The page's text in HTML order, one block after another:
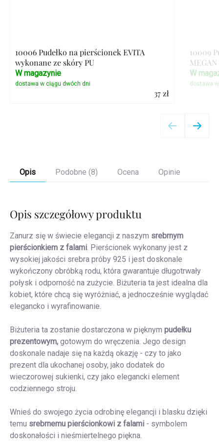
10006 Pudełko na pierścionek EVITA
wykonane ze skóry PU
37 zł
W magazynie
10009
W
Opis Podobne (8) Ocena Opinie
Opis szczegółowy produktu
Zanurz się w świecie elegancji z naszym srebrnym
pierścionkiem z falami. Pierścionek wykonany jest z
wysokiej jakości srebra próby 925 i jest doskonale
wykończony obróbką rodu, która gwarantuje długotrwały
połysk i odporność na zużycie. Biżuteria ta jest idealna dla
kobiet, które chcą się wyróżniać, a jednocześnie wyglądać
elegancko i wyrafinowanie.
Biżuteria ta zostanie dostarczona w pięknym pudełku
prezentowym, gotowym do wręczenia. Jego design
doskonale nadaje się na każdą okazję - czy to jako
prezent dla ukochanej osoby, jako dodatek do
wieczorowej sukienki, czy jako elegancki element
codziennego stroju.
Wnieś do swojego życia odrobinę elegancji i blasku dzięki
temu srebrnemu pierścionkowi z falami - symbolem
doskonałości i nieśmiertelnego piękna.